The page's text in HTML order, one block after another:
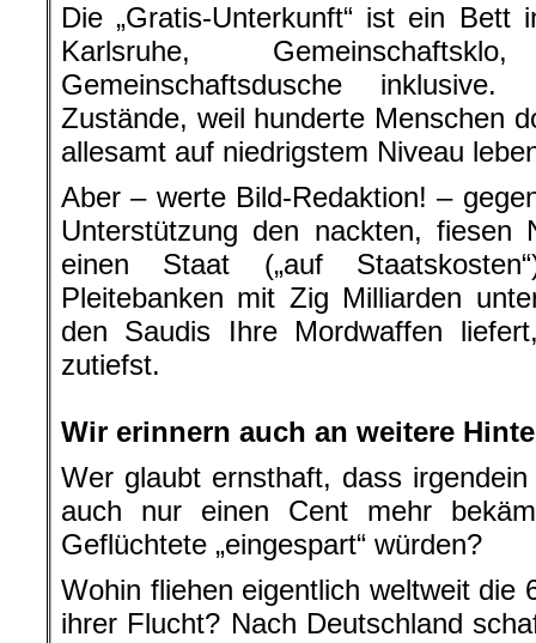
Die „Gratis-Unterkunft“ ist ein Bett
Karlsruhe, Gemeinschaftsklo,
Gemeinschaftsdusche inklusive.
Zustände, weil hunderte Menschen
allesamt auf niedrigstem Niveau
Aber – werte Bild-Redaktion! –
Unterstützung den nackten, fiesen
einen Staat („auf
Pleitebanken mit Zig Milliarden
den Saudis Ihre Mordwaffen
zutiefst.
Wir erinnern auch an weitere
Wer glaubt ernsthaft, dass
auch nur einen Cent mehr
Geflüchtete „eingespart“ würden?
Wohin fliehen eigentlich weltweit die
ihrer Flucht? Nach Deutschland